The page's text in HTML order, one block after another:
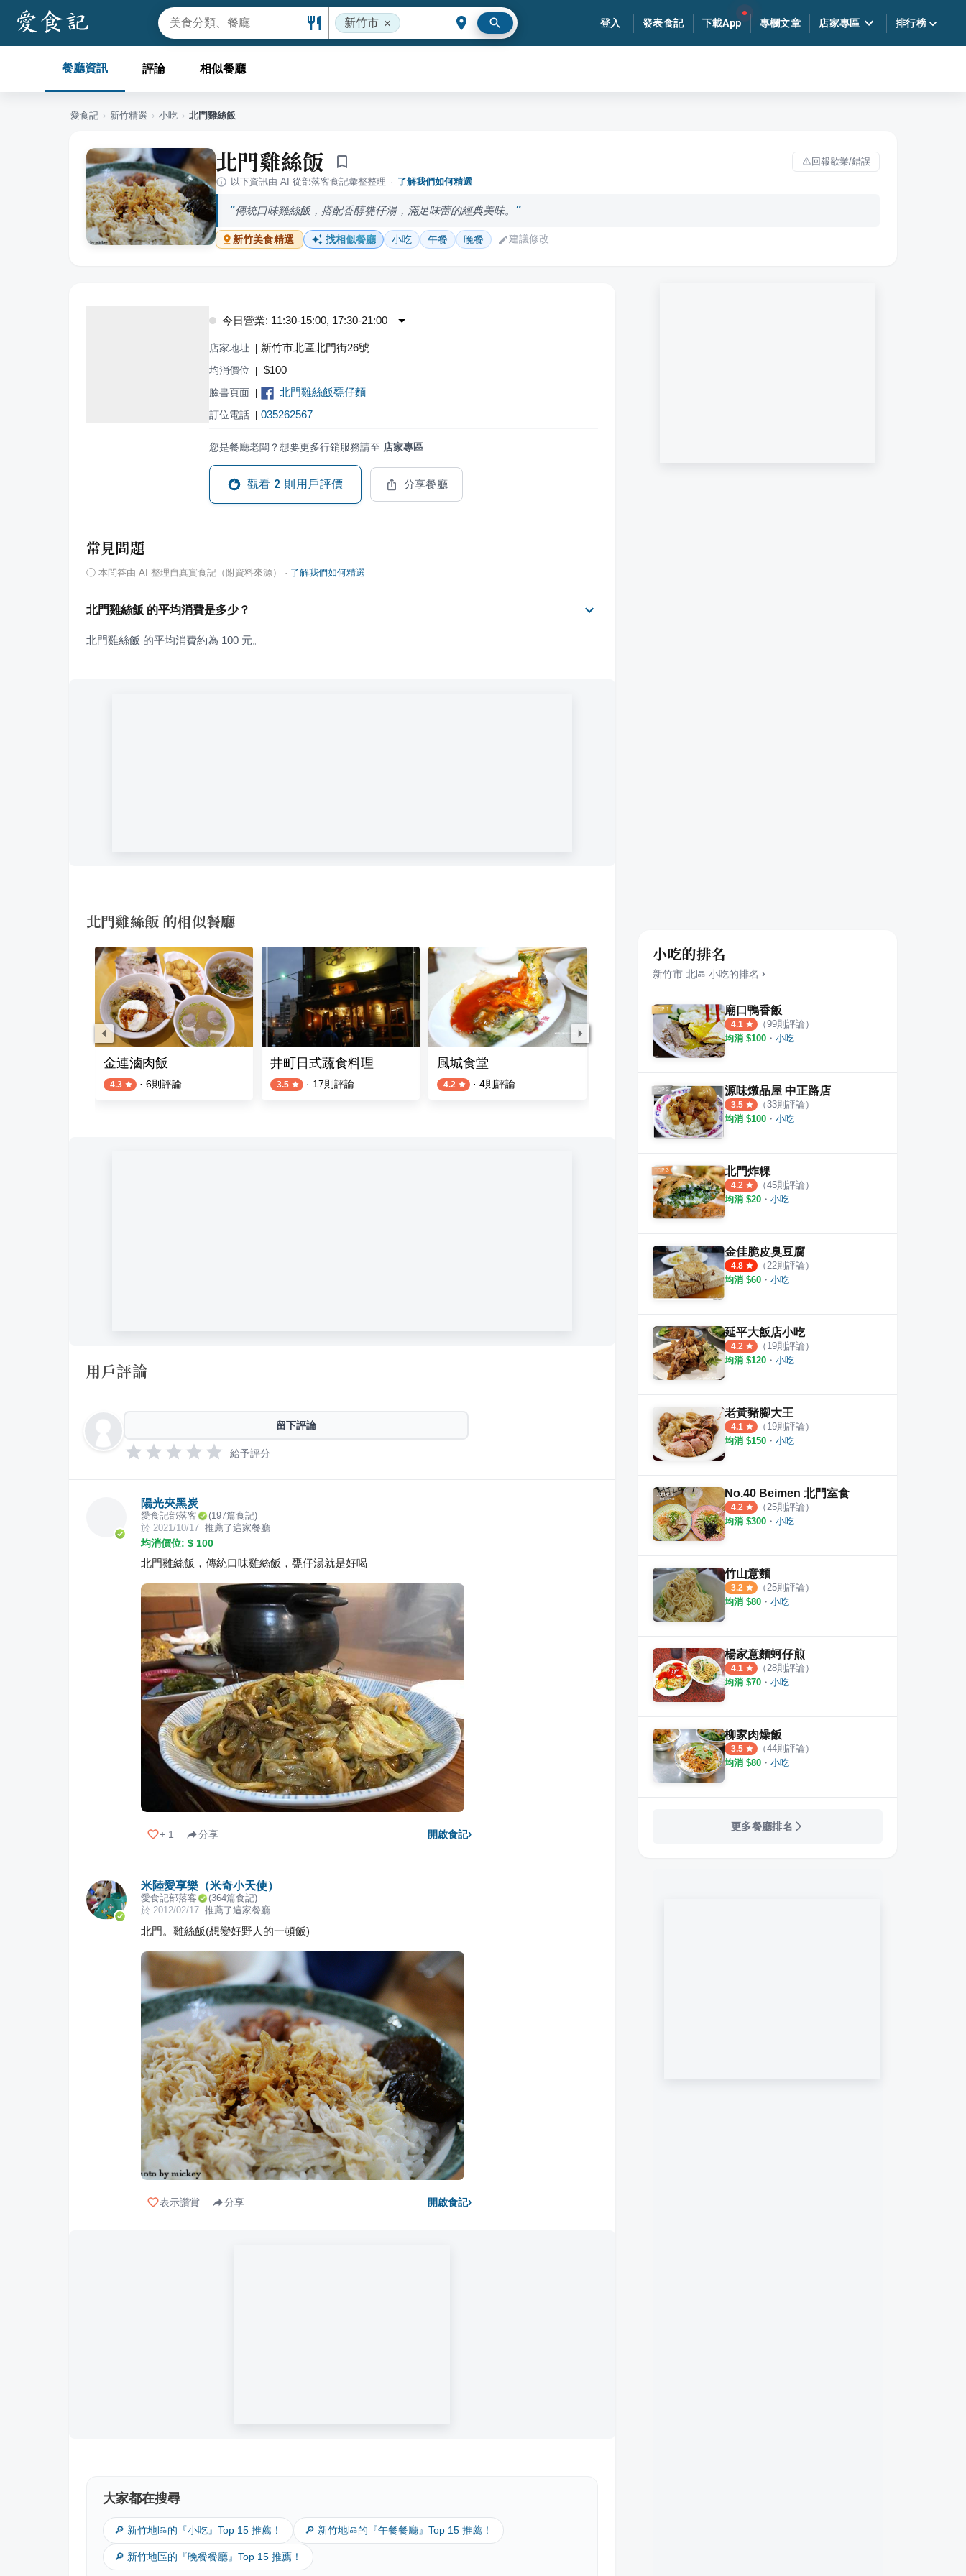
新竹市 登入 發表食記 下載App 專欄文章 店家專區 排行榜
餐廳資訊 評論 相似餐廳
愛食記 › 新竹精選 › 小吃 › 北門雞絲飯
北門雞絲飯
回報歇業/錯誤
以下資訊由 AI 從部落客食記彙整整理 · 了解我們如何精選
傳統口味雞絲飯，搭配香醇甕仔湯，滿足味蕾的經典美味。
新竹美食精選 找相似餐廳 小吃 午餐 晚餐 建議修改
今日營業: 11:30-15:00, 17:30-21:00
店家地址 | 新竹市北區北門街26號
均消價位 | $100
臉書頁面 | 北門雞絲飯甕仔麵
訂位電話 | 035262567
您是餐廳老闆？想要更多行銷服務請至 店家專區
觀看 2 則用戶評價 分享餐廳
常見問題
ⓘ 本問答由 AI 整理自真實食記（附資料來源） · 了解我們如何精選
北門雞絲飯 的平均消費是多少？
北門雞絲飯 的平均消費約為 100 元。
北門雞絲飯 的相似餐廳
金連滷肉飯
4.3 · 6則評論
井町日式蔬食料理
3.5 · 17則評論
風城食堂
4.2 · 4則評論 則評論 4.2 ·5 則評論
用戶評論
留下評論
給予評分
陽光夾黑炭
愛食記部落客 (197篇食記)
於 2021/10/17 推薦了這家餐廳
均消價位: $ 100
北門雞絲飯，傳統口味雞絲飯，甕仔湯就是好喝
+ 1 分享 開啟食記›
米陸愛享樂（米奇小天使）
愛食記部落客 (364篇食記)
於 2012/02/17 推薦了這家餐廳
北門。雞絲飯(想變好野人的一頓飯)
表示讚賞 分享 開啟食記›
大家都在搜尋
🔎 新竹地區的『小吃』Top 15 推薦！ 🔎 新竹地區的『午餐餐廳』Top 15 推薦！
🔎 新竹地區的『晚餐餐廳』Top 15 推薦！
小吃的排名
新竹市 北區 小吃的排名 ›
廟口鴨香飯
4.1 （99則評論）
均消 $100 ・ 小吃
源味燉品屋 中正路店
3.5 （33則評論）
均消 $100 ・ 小吃
北門炸粿
4.2 （45則評論）
均消 $20 ・ 小吃
金佳脆皮臭豆腐
4.8 （ 22則評論）
均消 $60 ・ 小吃
延平大飯店小吃
4.2 （ 19則評論）
均消 $120 ・ 小吃
老黃豬腳大王
4.1 （ 19則評論）
均消 $150 ・ 小吃
No.40 Beimen 北門室食
4.2 （ 25則評論）
均消 $300 ・ 小吃
竹山意麵
3.2 （ 25則評論）
均消 $80 ・ 小吃
楊家意麵蚵仔煎
4.1 （ 28則評論）
均消 $70 ・ 小吃
柳家肉燥飯
3.5 （44則評論）
均消 $80 ・ 小吃
更多餐廳排名